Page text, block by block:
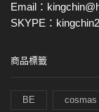
Email：
SKYPE：
商品標籤
BE cosmas